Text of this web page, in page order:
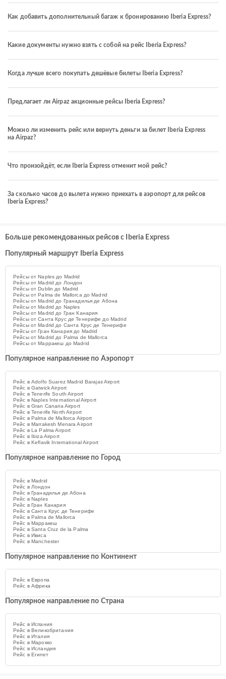
Как добавить дополнительный багаж к бронированию Iberia Express?
Какие документы нужно взять с собой на рейс Iberia Express?
Когда лучше всего покупать дешёвые билеты Iberia Express?
Предлагает ли Airpaz акционные рейсы Iberia Express?
Можно ли изменить рейс или вернуть деньги за билет Iberia Express
на Airpaz?
Что произойдёт, если Iberia Express отменит мой рейс?
За сколько часов до вылета нужно приехать в аэропорт для рейсов
Iberia Express?
Больше рекомендованных рейсов с Iberia Express
Популярный маршрут Iberia Express
Рейсы от Naples до Madrid
Рейсы от Madrid до Лондон
Рейсы от Dublin до Madrid
Рейсы от Palma de Mallorca до Madrid
Рейсы от Madrid до Гранадилья де Абона
Рейсы от Madrid до Naples
Рейсы от Madrid до Гран Канария
Рейсы от Санта Крус де Тенерифе до Madrid
Рейсы от Madrid до Санта Крус де Тенерифе
Рейсы от Гран Канария до Madrid
Рейсы от Madrid до Palma de Mallorca
Рейсы от Марракеш до Madrid
Популярное направление по Аэропорт
Рейс в Adolfo Suarez Madrid Barajas Airport
Рейс в Gatwick Airport
Рейс в Tenerife South Airport
Рейс в Naples International Airport
Рейс в Gran Canaria Airport
Рейс в Tenerife North Airport
Рейс в Palma de Mallorca Airport
Рейс в Marrakesh Menara Airport
Рейс в La Palma Airport
Рейс в Ibiza Airport
Рейс в Keflavik International Airport
Популярное направление по Город
Рейс в Madrid
Рейс в Лондон
Рейс в Гранадилья де Абона
Рейс в Naples
Рейс в Гран Канария
Рейс в Санта Крус де Тенерифе
Рейс в Palma de Mallorca
Рейс в Марракеш
Рейс в Santa Cruz de la Palma
Рейс в Ивиса
Рейс в Manchester
Популярное направление по Континент
Рейс в Европа
Рейс в Африка
Популярное направление по Страна
Рейс в Испания
Рейс в Великобритания
Рейс в Италия
Рейс в Марокко
Рейс в Исландия
Рейс в Египет